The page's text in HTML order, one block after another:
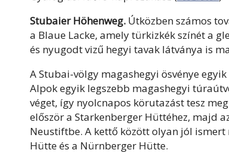
Stubaier Höhenweg. Útközben számos
a Blaue Lacke, amely türkizkék színét a
és nyugodt vizű hegyi tavak látványa is
A Stubai-völgy magashegyi ösvénye
Alpok egyik legszebb magashegyi
véget, így nyolcnapos körutazást tesz
először a Starkenberger Hüttéhez, majd
Neustiftbe. A kettő között olyan jól ismert
Hütte és a Nürnberger Hütte.